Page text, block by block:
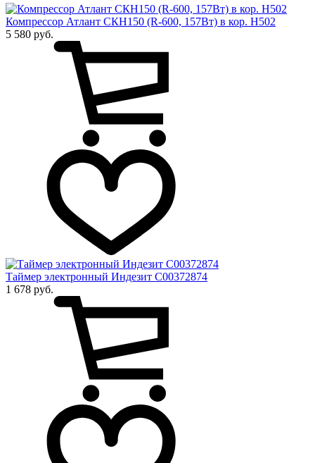
Компрессор Атлант СКН150 (R-600, 157Вт) в кор. Н502
5 580 руб.
Таймер электронный Индезит C00372874
1 678 руб.